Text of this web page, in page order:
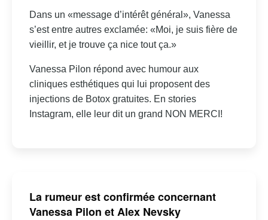
Dans un «message d’intérêt général», Vanessa
s’est entre autres exclamée: «Moi, je suis fière de
vieillir, et je trouve ça nice tout ça.»
Vanessa Pilon répond avec humour aux
cliniques esthétiques qui lui proposent des
injections de Botox gratuites. En stories
Instagram, elle leur dit un grand NON MERCI!
La rumeur est confirmée concernant
Vanessa Pilon et Alex Nevsky